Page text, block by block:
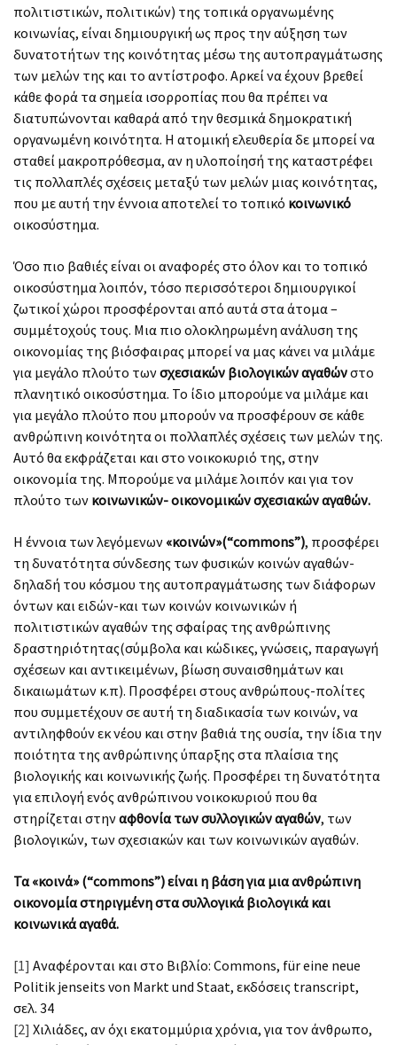
πολιτιστικών, πολιτικών) της τοπικά οργανωμένης
κοινωνίας, είναι δημιουργική ως προς την αύξηση των
δυνατοτήτων της κοινότητας μέσω της αυτοπραγμάτωσης
των μελών της και το αντίστροφο. Αρκεί να έχουν βρεθεί
κάθε φορά τα σημεία ισορροπίας που θα πρέπει να
διατυπώνονται καθαρά από την θεσμικά δημοκρατική
οργανωμένη κοινότητα. Η ατομική ελευθερία δε μπορεί να
σταθεί μακροπρόθεσμα, αν η υλοποίησή της καταστρέφει
τις πολλαπλές σχέσεις μεταξύ των μελών μιας κοινότητας,
που με αυτή την έννοια αποτελεί το τοπικό κοινωνικό
οικοσύστημα.
Όσο πιο βαθιές είναι οι αναφορές στο όλον και το τοπικό
οικοσύστημα λοιπόν, τόσο περισσότεροι δημιουργικοί
ζωτικοί χώροι προσφέρονται από αυτά στα άτομα –
συμμέτοχούς τους. Μια πιο ολοκληρωμένη ανάλυση της
οικονομίας της βιόσφαιρας μπορεί να μας κάνει να μιλάμε
για μεγάλο πλούτο τωνσχεσιακών βιολογικών αγαθώνστο
πλανητικό οικοσύστημα. Το ίδιο μπορούμε να μιλάμε και
για μεγάλο πλούτο που μπορούν να προσφέρουν σε κάθε
ανθρώπινη κοινότητα οι πολλαπλές σχέσεις των μελών της.
Αυτό θα εκφράζεται και στο νοικοκυριό της, στην
οικονομία της. Μπορούμε να μιλάμε λοιπόν και για τον
πλούτο των κοινωνικών- οικονομικών σχεσιακών αγαθών.
Η έννοια των λεγόμενων «κοινών»(“commons”), προσφέρει
τη δυνατότητα σύνδεσης των φυσικών κοινών αγαθών-
δηλαδή του κόσμου της αυτοπραγμάτωσης των διάφορων
όντων και ειδών-και των κοινών κοινωνικών ή
πολιτιστικών αγαθών της σφαίρας της ανθρώπινης
δραστηριότητας(σύμβολα και κώδικες, γνώσεις, παραγωγή
σχέσεων και αντικειμένων, βίωση συναισθημάτων και
δικαιωμάτων κ.π). Προσφέρει στους ανθρώπους-πολίτες
που συμμετέχουν σε αυτή τη διαδικασία των κοινών, να
αντιληφθούν εκ νέου και στην βαθιά της ουσία, την ίδια την
ποιότητα της ανθρώπινης ύπαρξης στα πλαίσια της
βιολογικής και κοινωνικής ζωής. Προσφέρει τη δυνατότητα
για επιλογή ενός ανθρώπινου νοικοκυριού που θα
στηρίζεται στηναφθονία των συλλογικών αγαθών, των
βιολογικών, των σχεσιακών και των κοινωνικών αγαθών.
Τα «κοινά» (“commons”) είναι η βάση για μια ανθρώπινη
οικονομία στηριγμένη στα συλλογικά βιολογικά και
κοινωνικά αγαθά.
[1] Αναφέρονται και στο Βιβλίο: Commons, für eine neue
Politik jenseits von Markt und Staat, εκδόσεις transcript,
σελ. 34
[2] Χιλιάδες, αν όχι εκατομμύρια χρόνια, για τον άνθρωπο,